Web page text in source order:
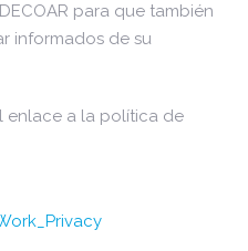
para que también
informados de su
enlace a la política de